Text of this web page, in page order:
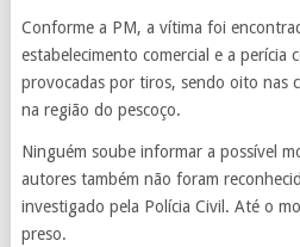
Conforme a PM, a vítima foi
estabelecimento comercial e a perícia
provocadas por tiros, sendo oito nas
na região do pescoço.
Ninguém soube informar a possível
autores também não foram
investigado pela Polícia Civil. Até o
preso.